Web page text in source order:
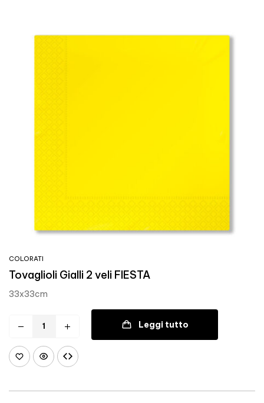
COLORATI
Tovaglioli Gialli 2 veli FIESTA
33x33cm
Leggi tutto